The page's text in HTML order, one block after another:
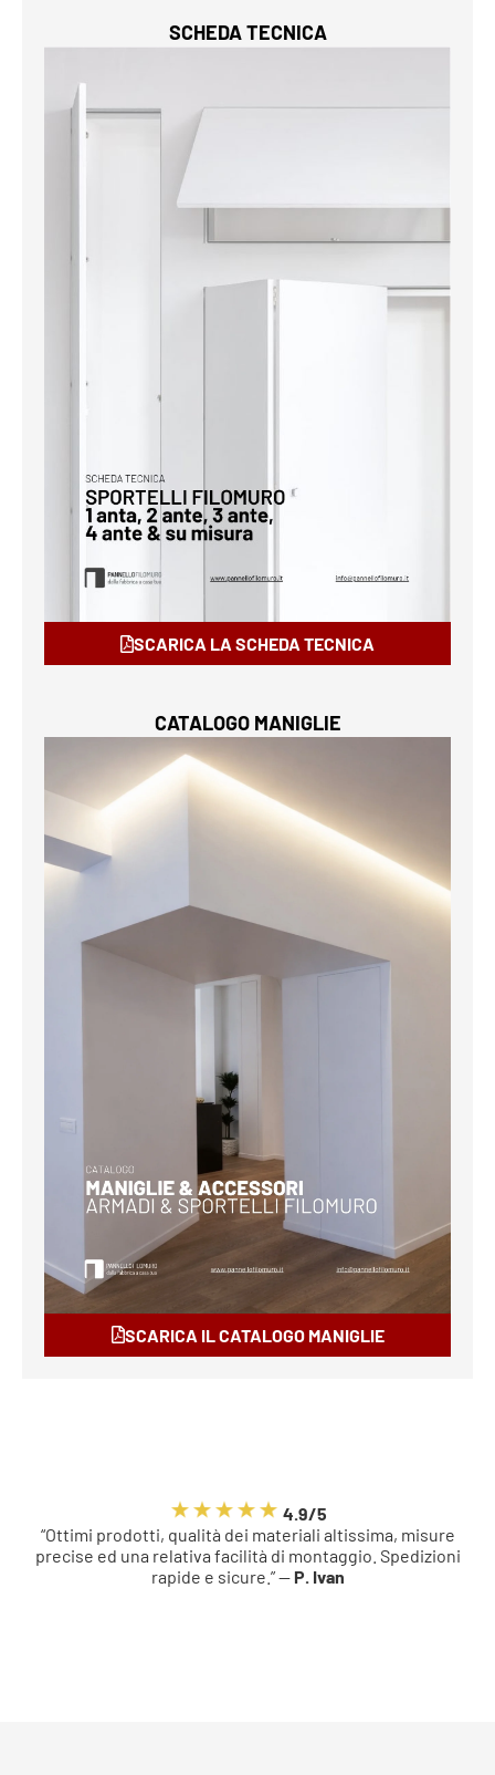
SCHEDA TECNICA
SCARICA LA SCHEDA TECNICA
CATALOGO MANIGLIE
SCARICA IL CATALOGO MANIGLIE
4.9/5
“Ottimi prodotti, qualità dei materiali altissima, misure
precise ed una relativa facilità di montaggio. Spedizioni
rapide e sicure.” — P. Ivan